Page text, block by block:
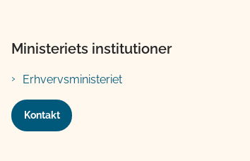
Ministeriets institutioner
Erhvervsministeriet
Kontakt